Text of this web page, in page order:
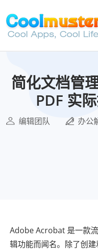
简化文档管
PDF 实
编辑团队 办公
Adobe Acrobat 是一款
辑功能而闻名。除了创